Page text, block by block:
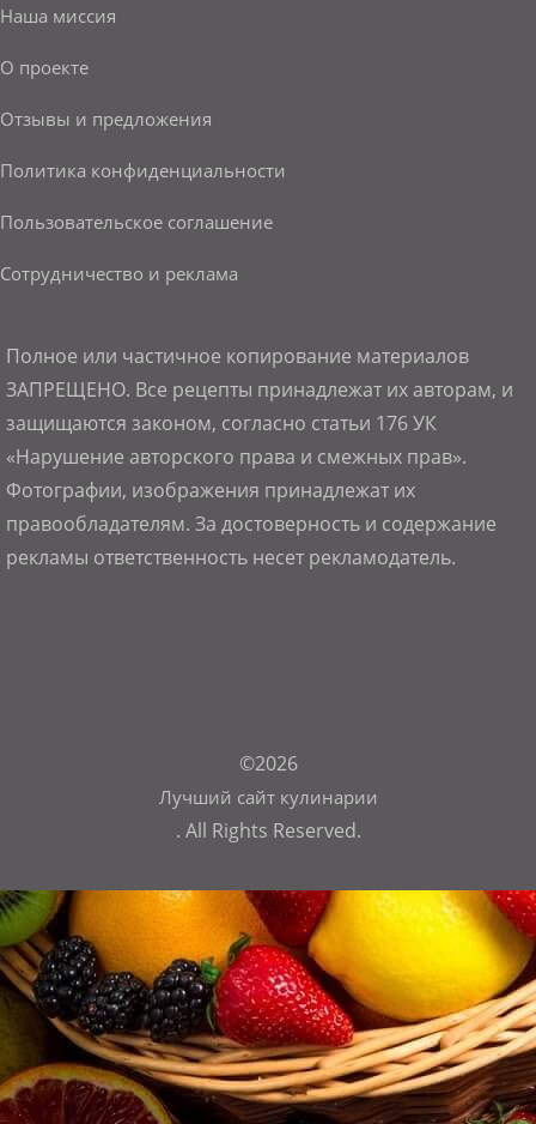
Наша миссия
О проекте
Отзывы и предложения
Политика конфиденциальности
Пользовательское соглашение
Сотрудничество и реклама
Полное или частичное копирование материалов
ЗАПРЕЩЕНО. Все рецепты принадлежат их авторам, и
защищаются законом, согласно статьи 176 УК
«Нарушение авторского права и смежных прав».
Фотографии, изображения принадлежат их
правообладателям. За достоверность и содержание
рекламы ответственность несет рекламодатель.
©2026
Лучший сайт кулинарии
. All Rights Reserved.